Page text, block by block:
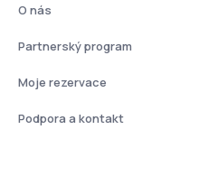
O nás
Partnerský program
Moje rezervace
Podpora a kontakt